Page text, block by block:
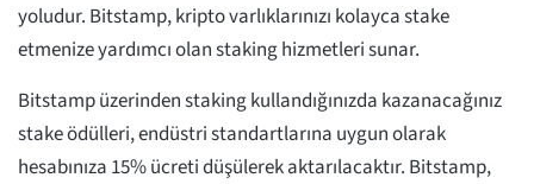
yoludur. Bitstamp, kripto varlıklarınızı kolayca stake
etmenize yardımcı olan staking hizmetleri sunar.
Bitstamp üzerinden staking kullandığınızda kazanacağınız
stake ödülleri, endüstri standartlarına uygun olarak
hesabınıza 15% ücreti düşülerek aktarılacaktır. Bitstamp,